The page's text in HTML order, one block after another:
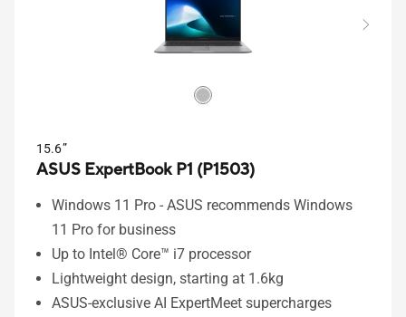
15.6”
ASUS ExpertBook P1 (P1503)
Windows 11 Pro - ASUS recommends Windows
11 Pro for business
Up to Intel® Core™ i7 processor
Lightweight design, starting at 1.6kg
ASUS-exclusive AI ExpertMeet supercharges